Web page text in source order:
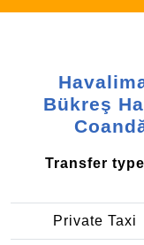
Bükreş
Transfer type
Private Taxi